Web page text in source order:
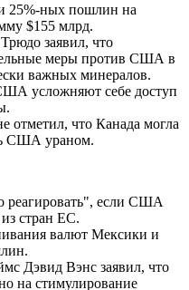
25%-ных пошлин на
$155 млрд.
заявил, что
меры против США в
важных минералов.
усложняют себе доступ
что Канада могла
США ураном.
реагировать", если США
стран ЕС.
валют Мексики и
Дэвид Вэнс заявил, что
на стимулирование